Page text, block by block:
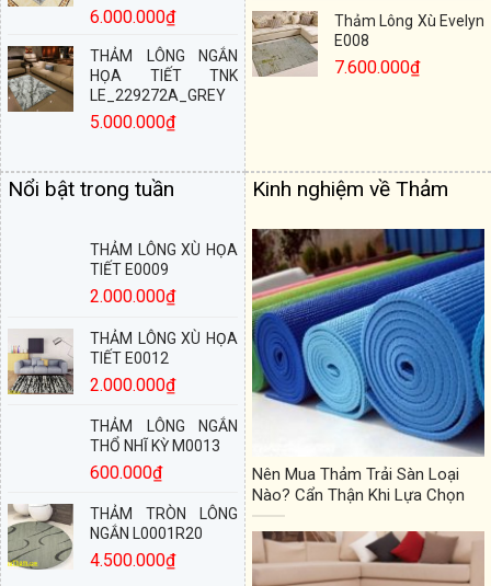
6.000.000₫
THẢM LÔNG NGẮN
HỌA TIẾT TNK
LE_229272A_GREY
5.000.000₫
Thảm Lông Xù Evelyn
E008
7.600.000₫
Nổi bật trong tuần
THẢM LÔNG XÙ HỌA
TIẾT E0009
2.000.000₫
THẢM LÔNG XÙ HỌA
TIẾT E0012
2.000.000₫
THẢM LÔNG NGẮN
THỔ NHĨ KỲ M0013
600.000₫
THẢM TRÒN LÔNG
NGẮN L0001R20
4.500.000₫
Kinh nghiệm về Thảm
Nên Mua Thảm Trải Sàn Loại
Nào? Cẩn Thận Khi Lựa Chọn